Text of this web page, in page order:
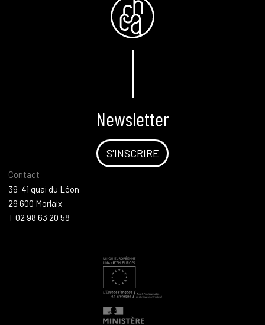
Newsletter
S'INSCRIRE
Contact
39-41 quai du Léon
29 600 Morlaix
T 02 98 63 20 58